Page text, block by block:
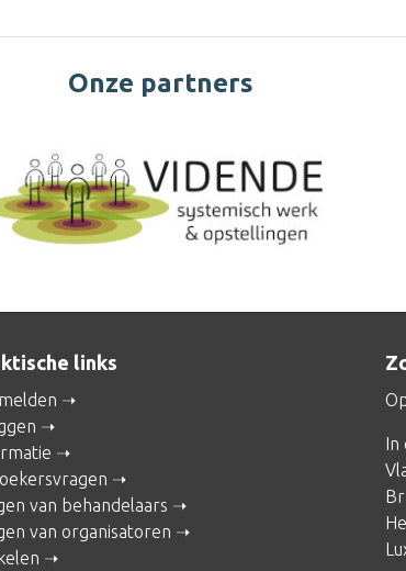
Onze partners
links
van behandelaars
van organisatoren